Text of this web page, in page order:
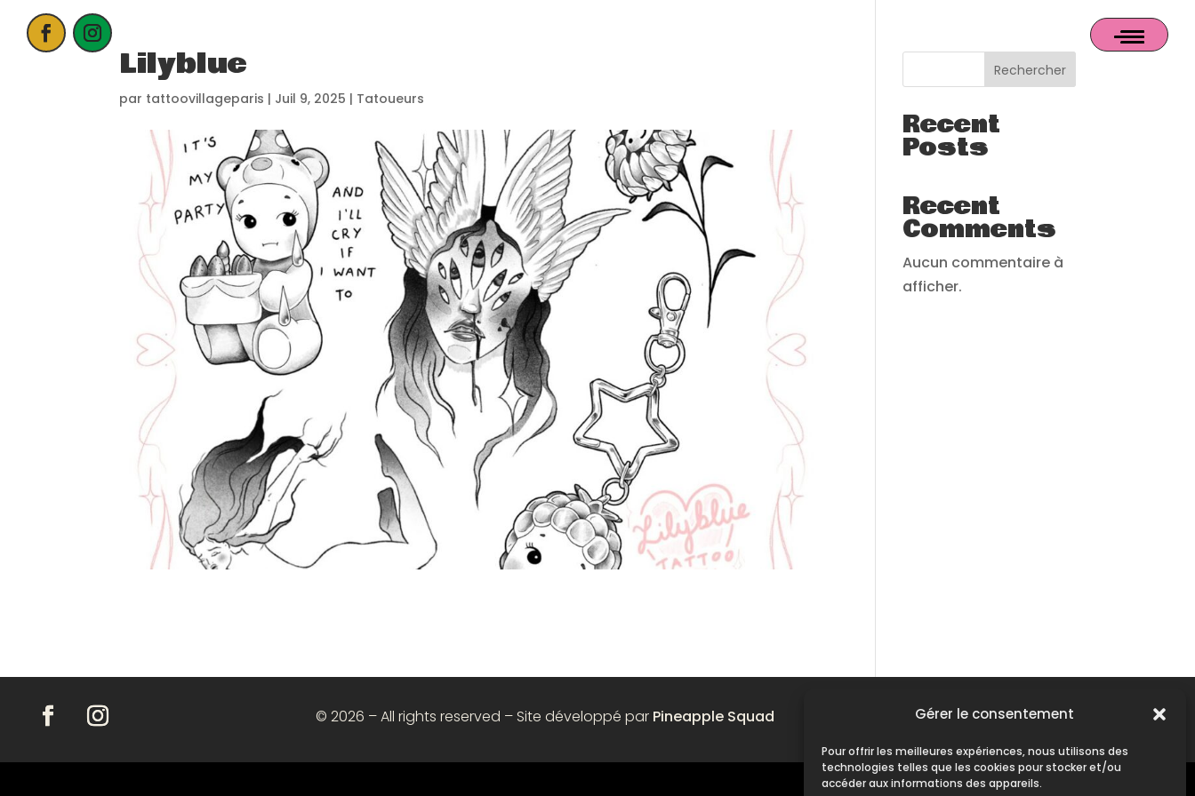
Gérer le consentement
Pour offrir les meilleures expériences, nous utilisons des
technologies telles que les cookies pour stocker et/ou
accéder aux informations des appareils.
ACCUEIL
PROCHAIN EVENT
CANDIDATER
NOS EXPOSANTS
CONTACT
PARTENAIRES
Lilyblue
par tattoovillageparis | Juil 9, 2025 | Tatoueurs
Rechercher
Recent
Posts
Recent
Comments
Aucun commentaire à
afficher.
© 2026 – All rights reserved – Site développé par Pineapple Squad Contact|Mentions Légales